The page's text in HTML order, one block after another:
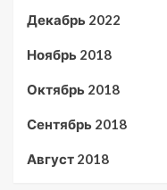
Декабрь 2022
Ноябрь 2018
Октябрь 2018
Сентябрь 2018
Август 2018